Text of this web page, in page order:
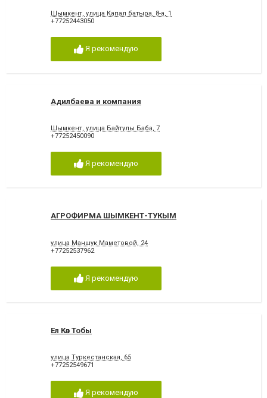
Шымкент, улица Капал батыра, 8-а, 1
+77252443050
Я рекомендую
Адилбаева и компания
Шымкент, улица Байтулы Баба, 7
+77252450090
Я рекомендую
АГРОФИРМА ШЫМКЕНТ-ТУКЫМ
улица Маншук Маметовой, 24
+77252537962
Я рекомендую
Ел Көл Тобы
улица Туркестанская, 65
+77252549671
Я рекомендую